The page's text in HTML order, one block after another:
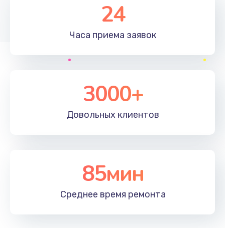
24
Часа приема заявок
3000+
Довольных клиентов
85мин
Среднее время ремонта